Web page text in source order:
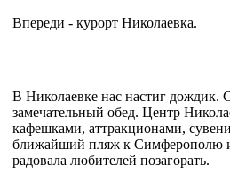
Впереди - курорт Николаевка.
В Николаевке нас настиг дождик.
замечательный обед. Центр
кафешками, аттракционами,
ближайший пляж к Симферополю
радовала любителей позагорать.